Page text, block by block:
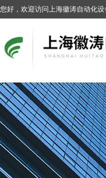
您好，欢迎访问上海徽涛自动化设